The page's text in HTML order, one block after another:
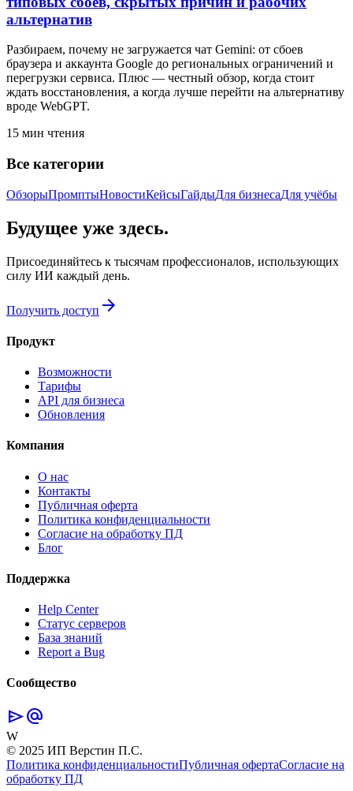
альтернатив
Разбираем, почему не загружается чат Gemini: от сбоев
браузера и аккаунта Google до региональных ограничений и
перегрузки сервиса. Плюс — честный обзор, когда стоит
ждать восстановления, а когда лучше перейти на альтернативу
вроде WebGPT.
15 мин чтения
Все категории
ОбзорыПромптыНовостиКейсыГайдыДля бизнесаДля учёбы
Будущее уже здесь.
Присоединяйтесь к тысячам профессионалов, использующих
силу ИИ каждый день.
Получить доступ arrow_forward
Продукт
Возможности
Тарифы
API для бизнеса
Обновления
Компания
О нас
Контакты
Публичная оферта
Политика конфиденциальности
Согласие на обработку ПД
Блог
Поддержка
Help Center
Статус серверов
База знаний
Report a Bug
Сообщество
sendalternate_email
W
© 2025 ИП Верстин П.С.
Политика конфиденциальностиПубличная офертаСогласие на
обработку ПД